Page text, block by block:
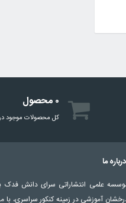
۰ محصول
کل محصولات موجود
ما
آموزشی در زمینه کنکور سراسری، با